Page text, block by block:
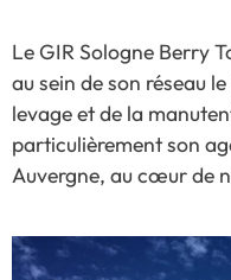
Le GIR Sologne Berry
au sein de son réseau
levage et de la
particulièrement son
Auvergne, au cœur de